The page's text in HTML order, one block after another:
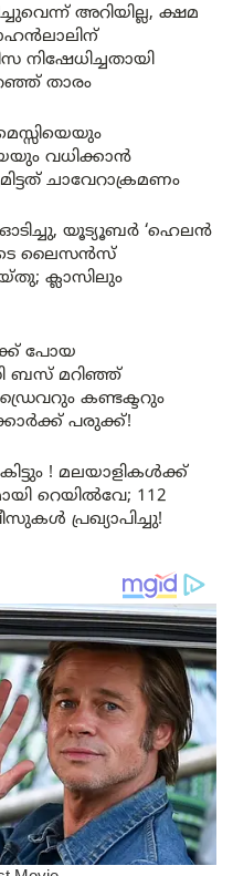
അറിയില്ല, ക്ഷമ
നിഷേധിച്ചതായി
താരം
വധിക്കാൻ
ചാവേറാക്രമണം
ഓടിച്ചു, യൂട്യൂബർ ‘ഹെലൻ
ലൈസൻസ്
ക്ലാസിലും
പോയ
ബസ് മറിഞ്ഞ്
കണ്ടക്ടറും
പരുക്ക്!
കിട്ടും ! മലയാളികൾക്ക്
റെയിൽവേ; 112
പ്രഖ്യാപിച്ചു!